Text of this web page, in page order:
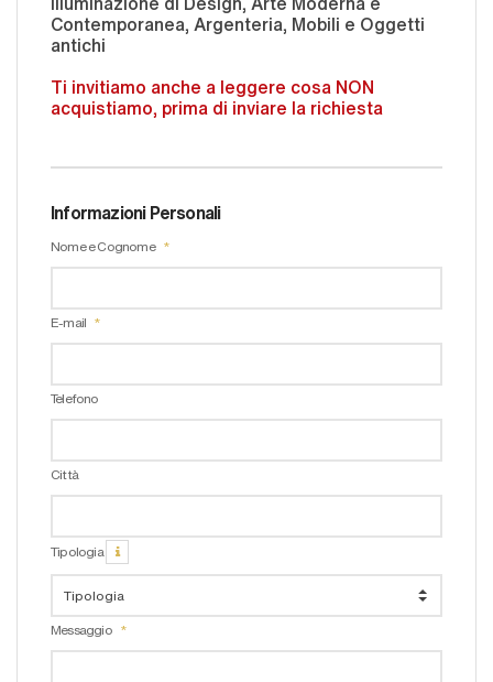
Contemporanea, Argenteria, Mobili e Oggetti
antichi
Ti invitiamo anche a leggere cosa NON
acquistiamo, prima di inviare la richiesta
Informazioni Personali
Nome e Cognome
E-mail
Telefono
Città
Tipologia
Messaggio